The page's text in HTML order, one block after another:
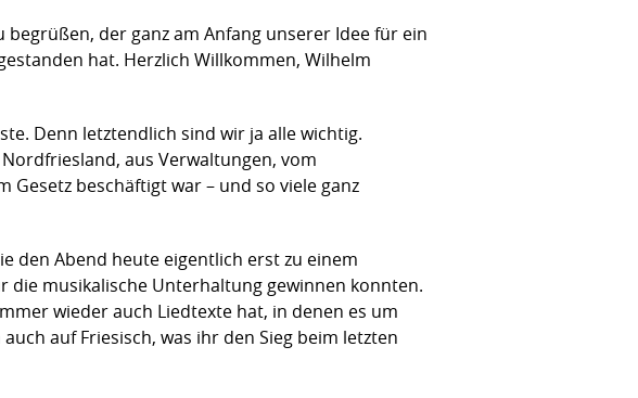
der ganz am Anfang unserer Idee für ein
hat. Herzlich Willkommen, Wilhelm
Denn letztendlich sind wir ja alle wichtig.
aus Verwaltungen, vom
beschäftigt war – und so viele ganz
den Abend heute eigentlich erst zu einem
die musikalische Unterhaltung gewinnen konnten.
wieder auch Liedtexte hat, in denen es um
auf Friesisch, was ihr den Sieg beim letzten